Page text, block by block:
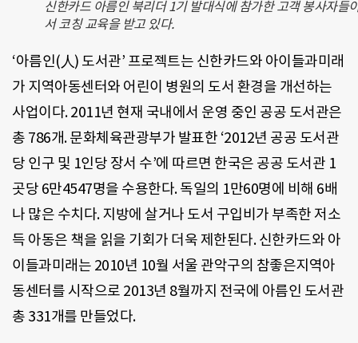
신한카드 아름인 북리더 1기 발대식에 참가한 고객 봉사자들
서 코칭 교육을 받고 있다.
‘아름인(人) 도서관’ 프로젝트는 신한카드와 아이들과미래
가 지역아동센터와 어린이 병원의 도서 환경을 개선하는
사업이다. 2011년 현재 국내에서 운영 중인 공공 도서관은
총 786개. 문화체육관광부가 발표한 ‘2012년 공공 도서관
당 인구 및 1인당 장서 수’에 따르면 한국은 공공 도서관 1
곳당 6만4547명을 수용한다. 독일의 1만60명에 비해 6배
나 많은 수치다. 지방에 살거나 도서 구입비가 부족한 저소
득 아동은 책을 읽을 기회가 더욱 제한된다. 신한카드와 아
이들과미래는 2010년 10월 서울 관악구의 참좋은지역아
동센터를 시작으로 2013년 8월까지 전국에 아름인 도서관
총 331개를 만들었다.